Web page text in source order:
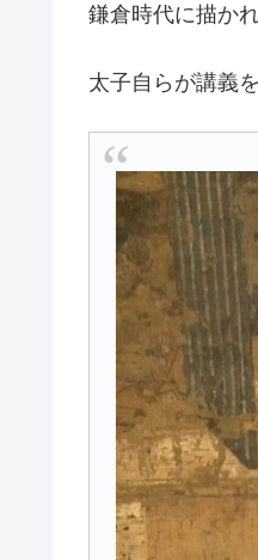
鎌倉時代に描か
太子自らが講義